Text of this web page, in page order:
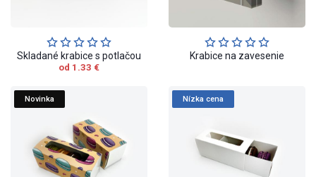
Skladané krabice s potlačou
od 1.33 €
Krabice na zavesenie
Novinka Nízka cena